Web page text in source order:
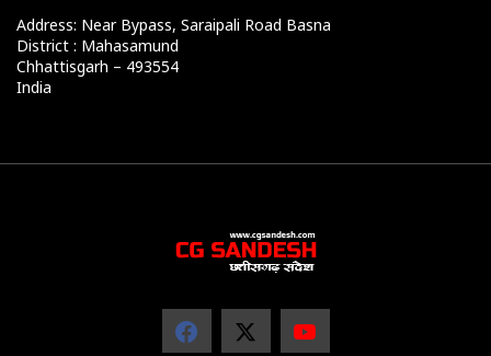
Address: Near Bypass, Saraipali Road Basna
District : Mahasamund
Chhattisgarh – 493554
India